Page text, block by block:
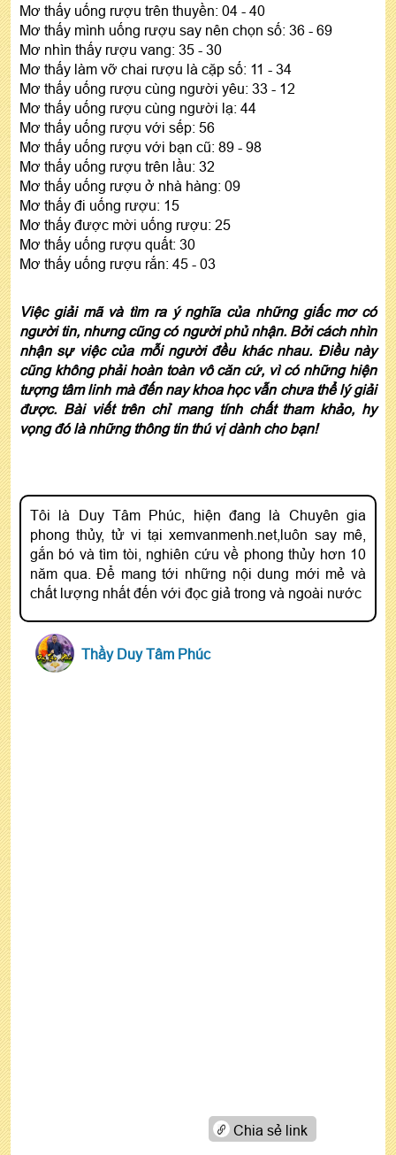
Mơ thấy uống rượu trên thuyền: 04 - 40
Mơ thấy mình uống rượu say nên chọn số: 36 - 69
Mơ nhìn thấy rượu vang: 35 - 30
Mơ thấy làm vỡ chai rượu là cặp số: 11 - 34
Mơ thấy uống rượu cùng người yêu: 33 - 12
Mơ thấy uống rượu cùng người lạ: 44
Mơ thấy uống rượu với sếp: 56
Mơ thấy uống rượu với bạn cũ: 89 - 98
Mơ thấy uống rượu trên lầu: 32
Mơ thấy uống rượu ở nhà hàng: 09
Mơ thấy đi uống rượu: 15
Mơ thấy được mời uống rượu: 25
Mơ thấy uống rượu quất: 30
Mơ thấy uống rượu rắn: 45 - 03
Việc giải mã và tìm ra ý nghĩa của những giấc mơ có
người tin, nhưng cũng có người phủ nhận. Bởi cách nhìn
nhận sự việc của mỗi người đều khác nhau. Điều này
cũng không phải hoàn toàn vô căn cứ, vì có những hiện
tượng tâm linh mà đến nay khoa học vẫn chưa thể lý giải
được. Bài viết trên chỉ mang tính chất tham khảo, hy
vọng đó là những thông tin thú vị dành cho bạn!
Tôi là Duy Tâm Phúc, hiện đang là Chuyên gia
phong thủy, tử vi tại xemvanmenh.net,luôn say mê,
gắn bó và tìm tòi, nghiên cứu về phong thủy hơn 10
năm qua. Để mang tới những nội dung mới mẻ và
chất lượng nhất đến với đọc giả trong và ngoài nước
Thầy Duy Tâm Phúc
Chia sẻ link